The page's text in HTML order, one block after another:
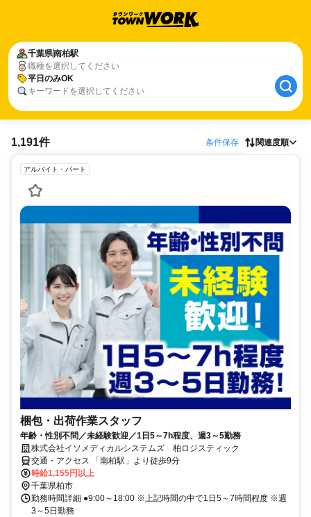
千葉県南柏駅
職種を選択してください
平日のみOK
キーワードを選択してください
1,191件 条件保存 関連度順
アルバイト・パート
梱包・出荷作業スタッフ
年齢・性別不問／未経験歓迎／1日5～7h程度、週3～5勤務
株式会社イソメディカルシステムズ 柏ロジスティック
交通・アクセス 「南柏駅」より徒歩9分
時給1,155円以上
千葉県柏市
勤務時間詳細 ●9:00～18:00 ※上記時間の中で1日5～7時間程度 ※週
3～5日勤務